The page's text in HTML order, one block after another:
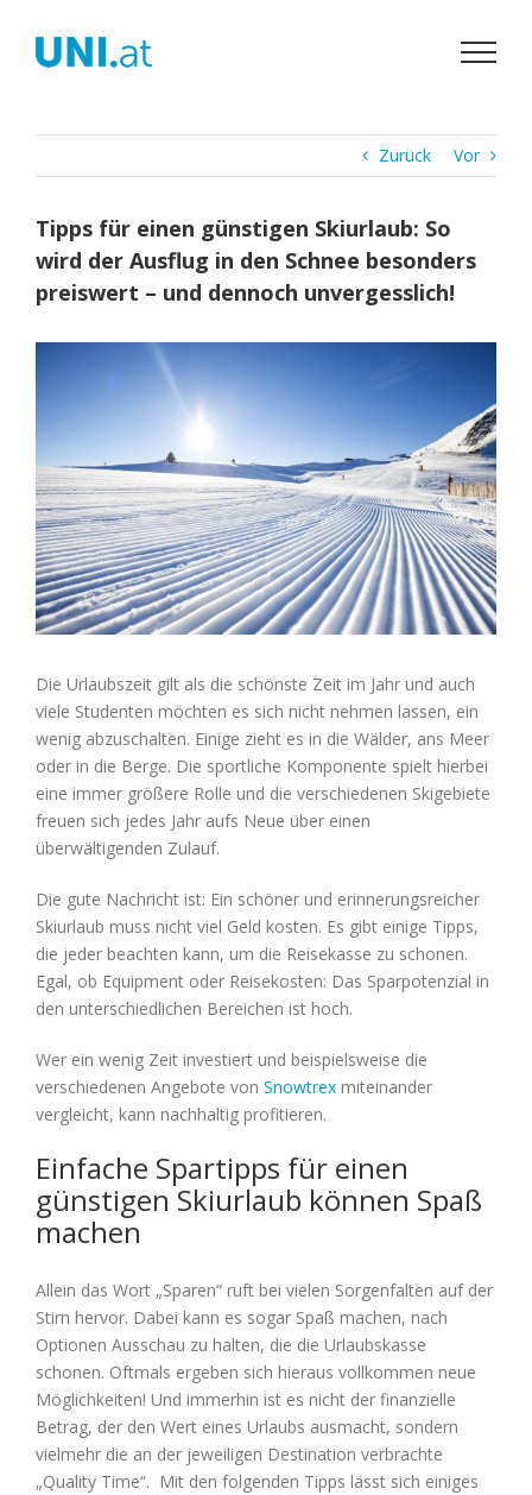
Inhalt
springen
Zurück Vor
Tipps für einen günstigen Skiurlaub: So
wird der Ausflug in den Schnee besonders
preiswert – und dennoch unvergesslich!
Die Urlaubszeit gilt als die schönste Zeit im Jahr und auch
viele Studenten möchten es sich nicht nehmen lassen, ein
wenig abzuschalten. Einige zieht es in die Wälder, ans Meer
oder in die Berge. Die sportliche Komponente spielt hierbei
eine immer größere Rolle und die verschiedenen Skigebiete
freuen sich jedes Jahr aufs Neue über einen
überwältigenden Zulauf.
Die gute Nachricht ist: Ein schöner und erinnerungsreicher
Skiurlaub muss nicht viel Geld kosten. Es gibt einige Tipps,
die jeder beachten kann, um die Reisekasse zu schonen.
Egal, ob Equipment oder Reisekosten: Das Sparpotenzial in
den unterschiedlichen Bereichen ist hoch.
Wer ein wenig Zeit investiert und beispielsweise die
verschiedenen Angebote von Snowtrex miteinander
vergleicht, kann nachhaltig profitieren.
Einfache Spartipps für einen
günstigen Skiurlaub können Spaß
machen
Allein das Wort „Sparen“ ruft bei vielen Sorgenfalten auf der
Stirn hervor. Dabei kann es sogar Spaß machen, nach
Optionen Ausschau zu halten, die die Urlaubskasse
schonen. Oftmals ergeben sich hieraus vollkommen neue
Möglichkeiten! Und immerhin ist es nicht der finanzielle
Betrag, der den Wert eines Urlaubs ausmacht, sondern
vielmehr die an der jeweiligen Destination verbrachte
„Quality Time“. Mit den folgenden Tipps lässt sich einiges